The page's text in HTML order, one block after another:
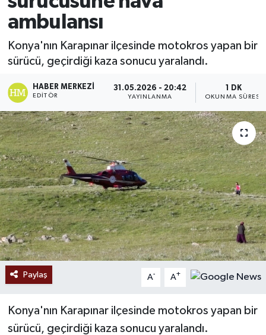
ambulansı
Konya'nın Karapınar ilçesinde motokros yapan bir
sürücü, geçirdiği kaza sonucu yaralandı.
HABER MERKEZI
EDITÖR
31.05.2026 - 20:42
YAYINLANMA
1 DK
OKUNMA SÜRESI
Paylaş A- A+
Konya'nın Karapınar ilçesinde motokros yapan bir
sürücü, geçirdiği kaza sonucu yaralandı.
Ekonomi
Sağlık
Tokat Haber